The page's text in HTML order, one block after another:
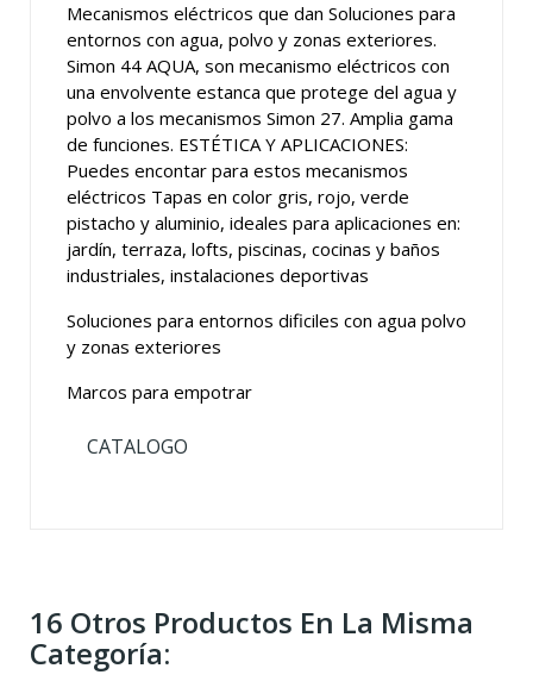
Mecanismos eléctricos que dan Soluciones para
entornos con agua, polvo y zonas exteriores.
Simon 44 AQUA, son mecanismo eléctricos con
una envolvente estanca que protege del agua y
polvo a los mecanismos Simon 27. Amplia gama
de funciones. ESTÉTICA Y APLICACIONES:
Puedes encontar para estos mecanismos
eléctricos Tapas en color gris, rojo, verde
pistacho y aluminio, ideales para aplicaciones en:
jardín, terraza, lofts, piscinas, cocinas y baños
industriales, instalaciones deportivas
Soluciones para entornos dificiles con agua polvo
y zonas exteriores
Marcos para empotrar
CATALOGO
16 Otros Productos En La Misma
Categoría: